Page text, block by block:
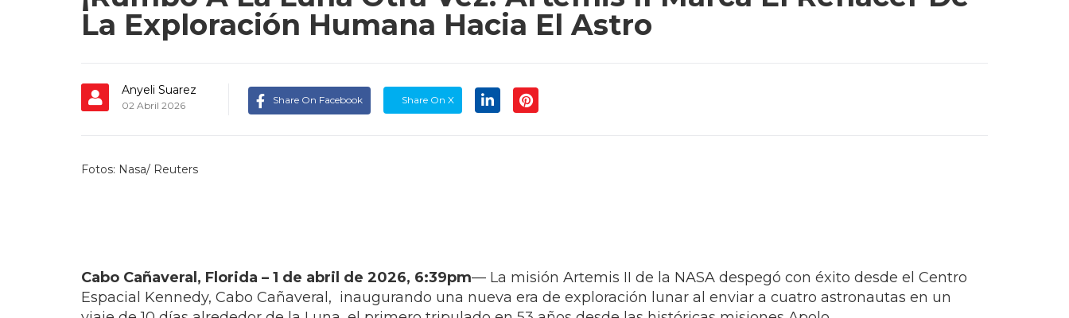
La Exploración Humana Hacia El Astro
Anyeli Suarez
02 Abril 2026 Share On Facebook Share On X
Fotos: Nasa/ Reuters
Cabo Cañaveral, Florida – 1 de abril de 2026, 6:39pm— La misión Artemis II de la NASA despegó con éxito desde el Centro
Espacial Kennedy, Cabo Cañaveral, inaugurando una nueva era de exploración lunar al enviar a cuatro astronautas en un